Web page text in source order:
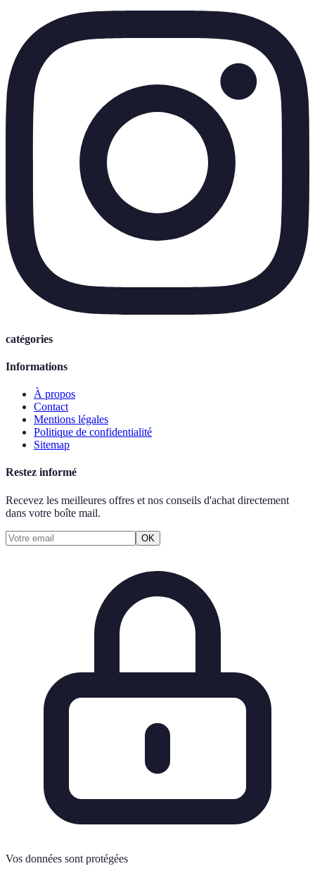
catégories
Informations
À propos
Contact
Mentions légales
Politique de confidentialité
Sitemap
Restez informé
Recevez les meilleures offres et nos conseils d'achat directement
dans votre boîte mail.
OK
Vos données sont protégées